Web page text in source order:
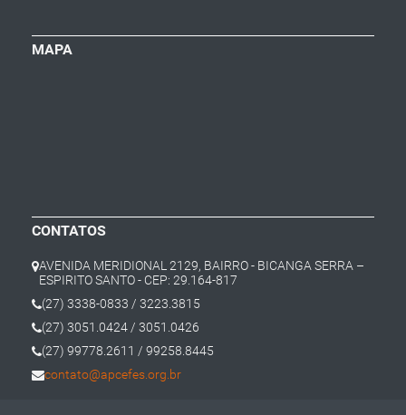
MAPA
CONTATOS
AVENIDA MERIDIONAL 2129, BAIRRO - BICANGA SERRA –
ESPIRITO SANTO - CEP: 29.164-817
(27) 3338-0833 / 3223.3815
(27) 3051.0424 / 3051.0426
(27) 99778.2611 / 99258.8445
contato@apcefes.org.br